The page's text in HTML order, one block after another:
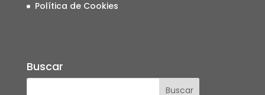
Política de Cookies
Buscar